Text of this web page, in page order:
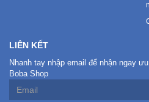
LIÊN KẾT
Nhanh tay nhập email để nhận ngay
Boba Shop